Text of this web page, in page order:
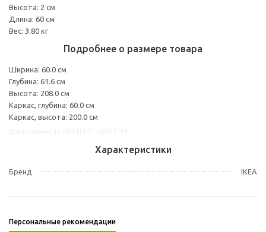
Высота: 2 см
Длина: 60 см
Вес: 3.80 кг
Подробнее о размере товара
Ширина: 60.0 см
Глубина: 61.6 см
Высота: 208.0 см
Каркас, глубина: 60.0 см
Каркас, высота: 200.0 см
Характеристики
Бренд IKEA
Персональные рекомендации